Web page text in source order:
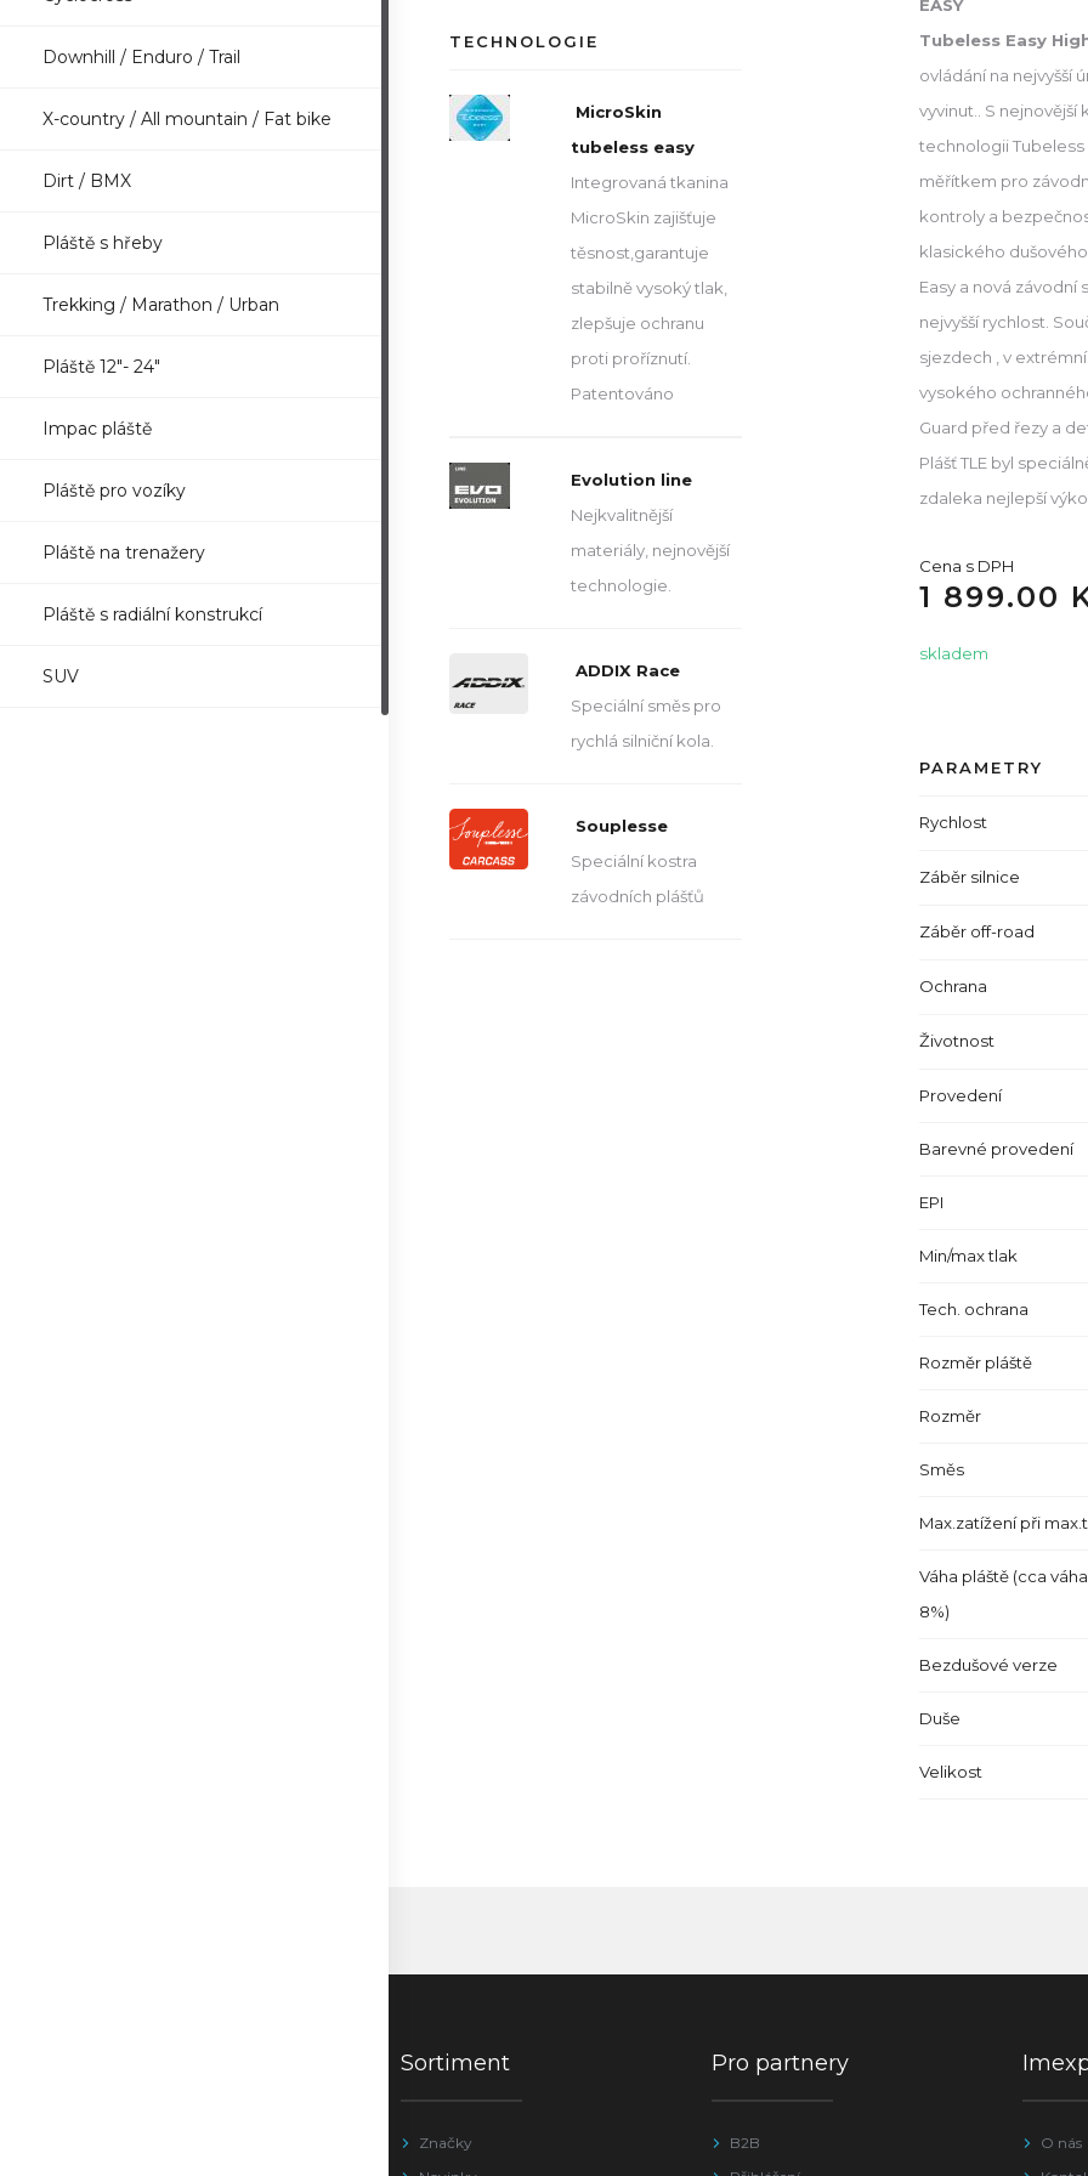
Downhill / Enduro / Trail
X-country / All mountain / Fat bike
Dirt / BMX
Pláště s hřeby
Trekking / Marathon / Urban
Pláště 12"- 24"
Impac pláště
Pláště pro vozíky
Pláště na trenažery
Pláště s radiální konstrukcí
SUV
EASY
Tubeless Easy
ovládání na nejvyšší
vyvinut.. S
technologii
měřítkem pro
kontroly a
klasického
Easy a nová
nejvyšší rychlost.
sjezdech , v
vysokého
Guard před řezy a
Plášť TLE byl
zdaleka nejlepší
Cena s DPH
1 899.00
skladem
PARAMETRY
Rychlost
Záběr silnice
Záběr off-road
Ochrana
Životnost
Provedení
Barevné provedení
EPI
Min/max tlak
Tech. ochrana
Rozměr pláště
Rozměr
Směs
Max.zatížení při
Váha pláště (cca
8%)
Bezdušové verze
Duše
Velikost
TECHNOLOGIE
MicroSkin
tubeless easy
Integrovaná tkanina
MicroSkin zajišťuje
těsnost,garantuje
stabilně vysoký tlak,
zlepšuje ochranu
proti proříznutí.
Patentováno
Evolution line
Nejkvalitnější
materiály, nejnovější
technologie.
ADDIX Race
Speciální směs pro
rychlá silniční kola.
Souplesse
Speciální kostra
závodních plášťů
Sortiment
Značky
Pro partnery
B2B
O nás